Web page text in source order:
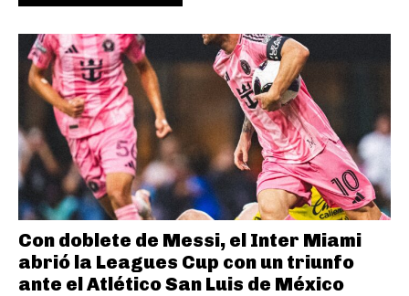
Con doblete de Messi, el Inter Miami
abrió la Leagues Cup con un triunfo
ante el Atlético San Luis de México